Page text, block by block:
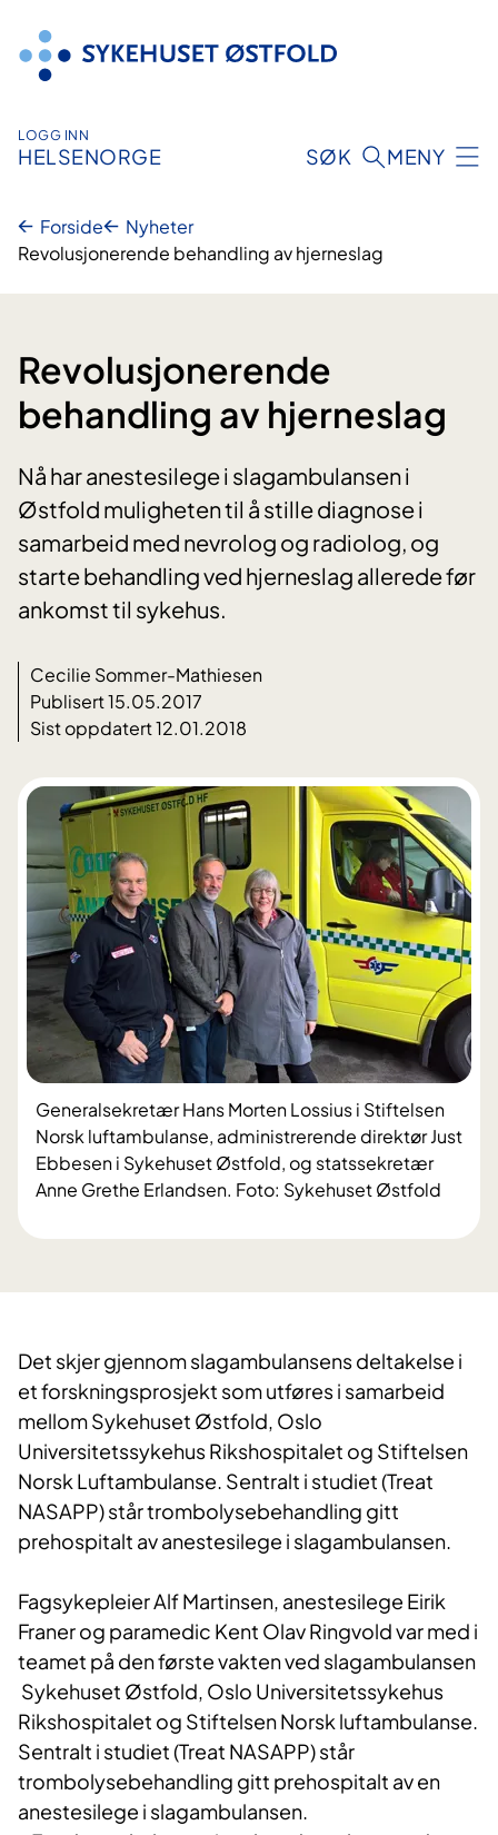
innhold
LOGG INN
HELSENORGE SØK MENY
Forside
Nyheter
Revolusjonerende behandling av hjerneslag
Revolusjonerende
behandling av hjerneslag
Nå har anestesilege i slagambulansen i
Østfold muligheten til å stille diagnose i
samarbeid med nevrolog og radiolog, og
starte behandling ved hjerneslag allerede før
ankomst til sykehus.
Cecilie Sommer-Mathiesen
Publisert 15.05.2017
Sist oppdatert 12.01.2018
Generalsekretær Hans Morten Lossius i Stiftelsen
Norsk luftambulanse, administrerende direktør Just
Ebbesen i Sykehuset Østfold, og statssekretær
Anne Grethe Erlandsen. Foto: Sykehuset Østfold
​Det skjer gjennom slagambulansens deltakelse i
et forskningsprosjekt som utføres i samarbeid
mellom Sykehuset Østfold, Oslo
Universitetssykehus Rikshospitalet og Stiftelsen
Norsk Luftambulanse. Sentralt i studiet (Treat
NASAPP) står trombolysebehandling gitt
prehospitalt av anestesilege i slagambulansen.
Fagsykepleier Alf Martinsen, anestesilege Eirik
Franer og paramedic Kent Olav Ringvold var med i
teamet på den første vakten ved slagambulansen
Sykehuset Østfold, Oslo Universitetssykehus
Rikshospitalet og Stiftelsen Norsk luftambulanse.
Sentralt i studiet (Treat NASAPP) står
trombolysebehandling gitt prehospitalt av en
anestesilege i slagambulansen.